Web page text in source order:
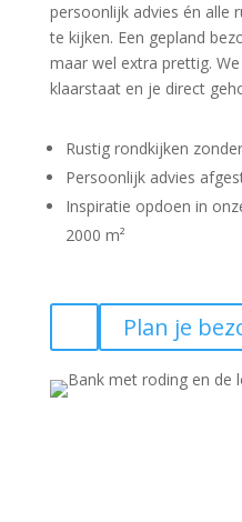
persoonlijk advies én alle
te kijken. Een gepland
maar wel extra prettig.
klaarstaat en je direct
Rustig rondkijken
Persoonlijk advies
Inspiratie opdoen in
2000 m²
Plan je